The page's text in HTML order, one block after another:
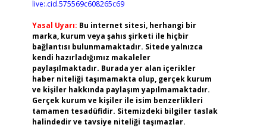
live:.cid.575569c608265c69
Yasal Uyarı: Bu internet sitesi, herhangi bir
marka, kurum veya şahıs şirketi ile hiçbir
bağlantısı bulunmamaktadır. Sitede yalnızca
kendi hazırladığımız makaleler
paylaşılmaktadır. Burada yer alan içerikler
haber niteliği taşımamakta olup, gerçek kurum
ve kişiler hakkında paylaşım yapılmamaktadır.
Gerçek kurum ve kişiler ile isim benzerlikleri
tamamen tesadüfidir. Sitemizdeki bilgiler taslak
halindedir ve tavsiye niteliği taşımazlar.